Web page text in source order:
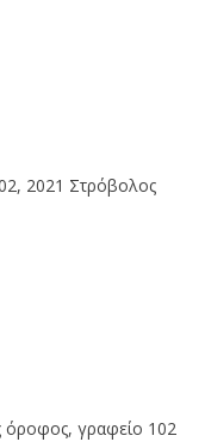
2021 Στρόβολος
όροφος, γραφείο 102